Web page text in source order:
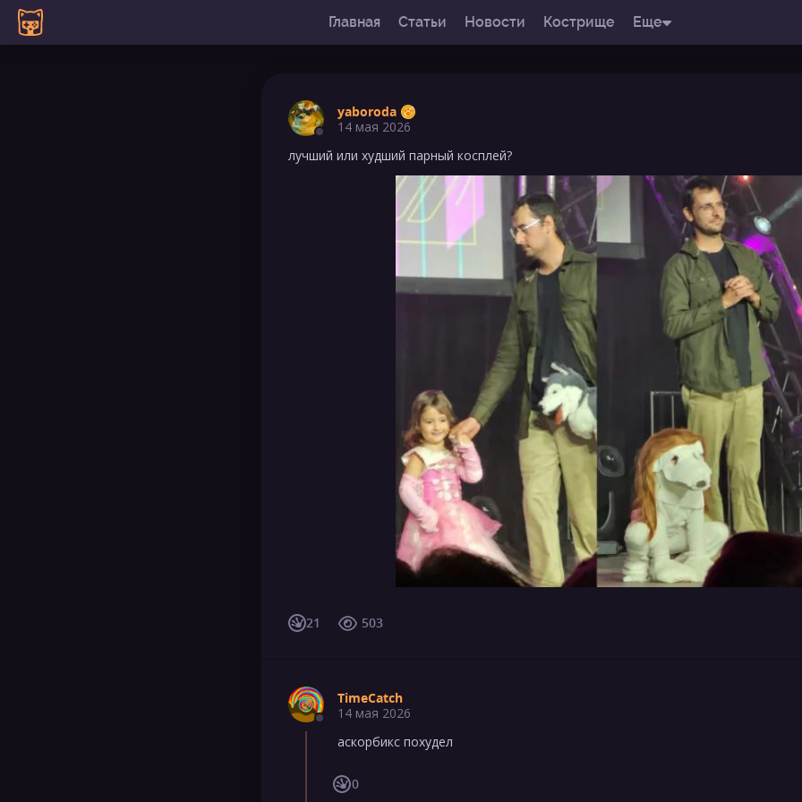
Главная Статьи Новости Кострище Еще
yaboroda
14 мая 2026
лучший или худший парный косплей?
21 503
TimeCatch
14 мая 2026
аскорбикс похудел
0